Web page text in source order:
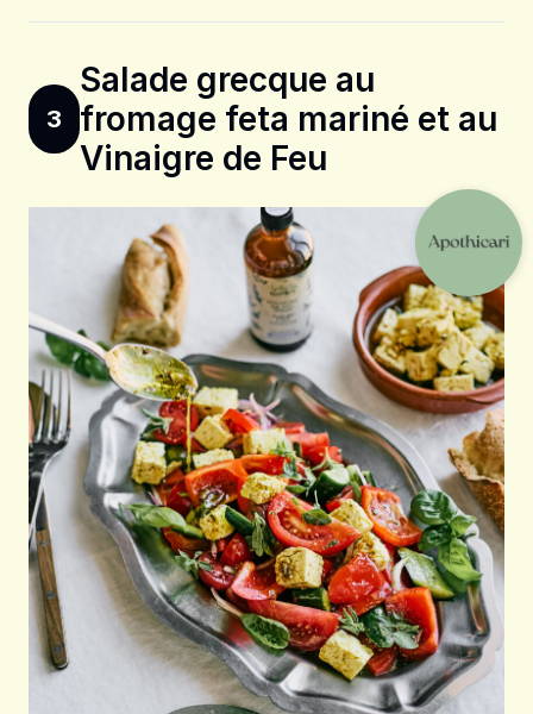
3
Salade grecque au
fromage feta mariné et au
Vinaigre de Feu